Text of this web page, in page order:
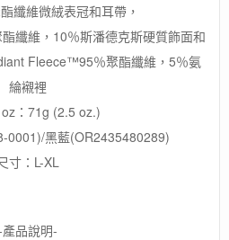
纖維微絨表冠和耳帶，
纖維，10％斯潘德克斯硬質飾面和
Fleece™95％聚酯纖維，5％氨
綸襯裡
：71g (2.5 oz.)
0001)/黑藍(OR2435480289)
寸：L-XL
品說明-